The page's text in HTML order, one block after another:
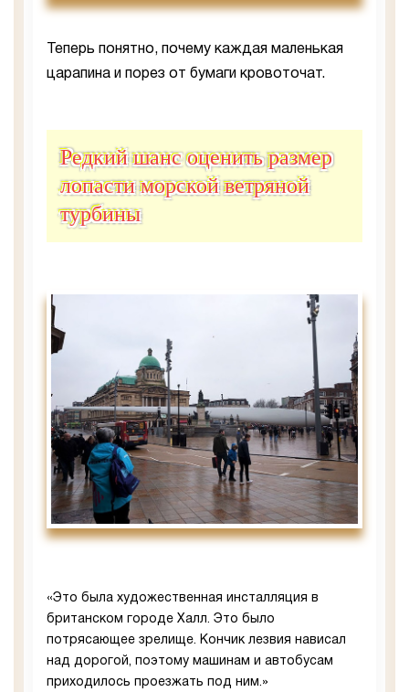
Теперь понятно, почему каждая маленькая
царапина и порез от бумаги кровоточат.
Редкий шанс оценить размер
лопасти морской ветряной
турбины
«Это была художественная инсталляция в
британском городе Халл. Это было
потрясающее зрелище. Кончик лезвия нависал
над дорогой, поэтому машинам и автобусам
приходилось проезжать под ним.»